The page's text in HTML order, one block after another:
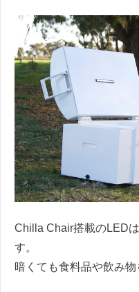
Chilla Chair搭載のLED
す。
暗くても食料品や飲み物